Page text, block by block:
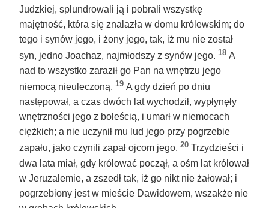
Judzkiej, splundrowali ją i pobrali wszystkę
majętność, która się znalazła w domu królewskim; do
tego i synów jego, i żony jego, tak, iż mu nie został
syn, jedno Joachaz, najmłodszy z synów jego. 18 A
nad to wszystko zaraził go Pan na wnętrzu jego
niemocą nieuleczoną. 19 A gdy dzień po dniu
następował, a czas dwóch lat wychodził, wypłynęły
wnętrzności jego z boleścią, i umarł w niemocach
ciężkich; a nie uczynił mu lud jego przy pogrzebie
zapału, jako czynili zapał ojcom jego. 20 Trzydzieści i
dwa lata miał, gdy królować począł, a ośm lat królował
w Jeruzalemie, a zszedł tak, iż go nikt nie żałował; i
pogrzebiony jest w mieście Dawidowem, wszakże nie